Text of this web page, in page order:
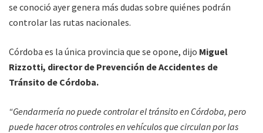
se conoció ayer genera más dudas sobre quiénes podrán
controlar las rutas nacionales.
Córdoba es la única provincia que se opone, dijo Miguel
Rizzotti, director de Prevención de Accidentes de
Tránsito de Córdoba.
“Gendarmería no puede controlar el tránsito en Córdoba, pero
puede hacer otros controles en vehículos que circulan por las